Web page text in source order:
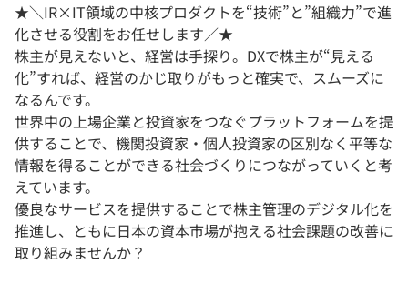
★＼IR×IT領域の中核プロダクトを“技術”と”組織力”で進
化させる役割をお任せします／★
株主が見えないと、経営は手探り。DXで株主が“見える
化”すれば、経営のかじ取りがもっと確実で、スムーズに
なるんです。
世界中の上場企業と投資家をつなぐプラットフォームを提
供することで、機関投資家・個人投資家の区別なく平等な
情報を得ることができる社会づくりにつながっていくと考
えています。
優良なサービスを提供することで株主管理のデジタル化を
推進し、ともに日本の資本市場が抱える社会課題の改善に
取り組みませんか？